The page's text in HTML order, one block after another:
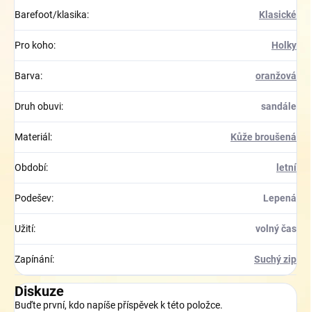
Barefoot/klasika: Klasické
Pro koho: Holky
Barva: oranžová
Druh obuvi: sandále
Materiál : Kůže broušená
Období: letní
Podešev: Lepená
Užití: volný čas
Zapínání: Suchý zip
Diskuze
Buďte první, kdo napíše příspěvek k této položce.